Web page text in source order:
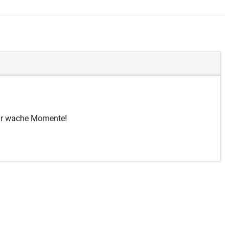
wache Momente!